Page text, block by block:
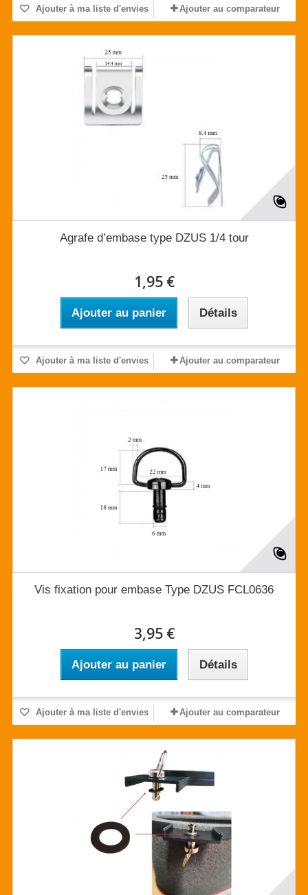
Ajouter à ma liste d'envies Ajouter au comparateur
Agrafe d’embase type DZUS 1/4 tour
1,95 €
Ajouter au panier Détails
Ajouter à ma liste d'envies Ajouter au comparateur
Vis fixation pour embase Type DZUS FCL0636
3,95 €
Ajouter au panier Détails
Ajouter à ma liste d'envies Ajouter au comparateur